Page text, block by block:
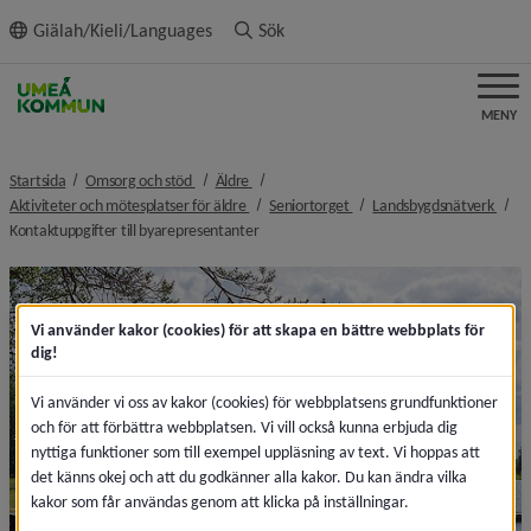
innehållet
Giälah/Kieli/Languages Sök
MENY
Startsida Omsorg och stöd nivå i brödsmulenavigeringen
Äldre nivå i brödsmulenavigeringen
Aktiviteter och mötesplatser för äldre nivå i brödsmulenavigeringen
Seniortorget nivå i
Landsbygdsnätverk
Kontaktuppgifter till byarepresentanternivå i brödsmulenavigeringen
Vi använder kakor (cookies) för att skapa en bättre webbplats för
dig!
Vi använder vi oss av kakor (cookies) för webbplatsens grundfunktioner
och för att förbättra webbplatsen. Vi vill också kunna erbjuda dig
nyttiga funktioner som till exempel uppläsning av text. Vi hoppas att
det känns okej och att du godkänner alla kakor. Du kan ändra vilka
kakor som får användas genom att klicka på inställningar.